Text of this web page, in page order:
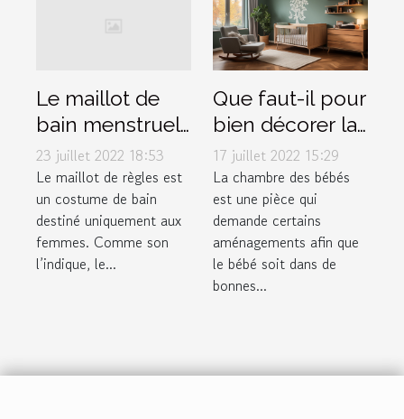
Le maillot de
bain menstruel :
comment
fonctionne t'il ?
23 juillet 2022 18:53
Le maillot de règles est
un costume de bain
destiné uniquement aux
femmes. Comme son
l’indique, le...
Que faut-il pour
bien décorer la
chambre d’un
bébé ?
17 juillet 2022 15:29
La chambre des bébés
est une pièce qui
demande certains
aménagements afin que
le bébé soit dans de
bonnes...